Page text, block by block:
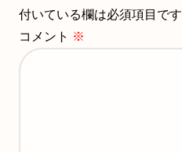
付いている欄は必須項目です
コメント ※